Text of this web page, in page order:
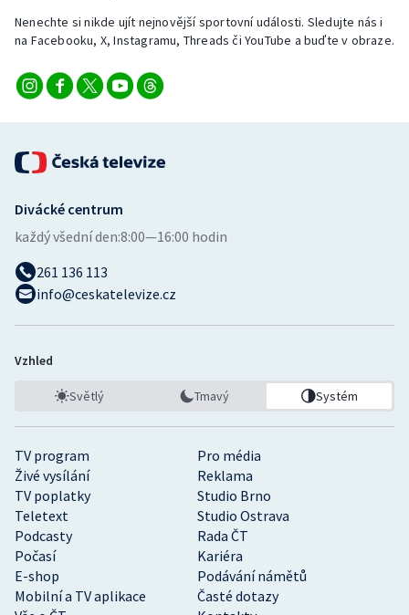
Nenechte si nikde ujít nejnovější sportovní události. Sledujte nás i
na Facebooku, X, Instagramu, Threads či YouTube a buďte v obraze.
TV program
Pro média
Živé vysílání
Reklama
TV poplatky
Studio Brno
Teletext
Studio Ostrava
Podcasty
Rada ČT
Počasí
Kariéra
E-shop
Podávání námětů
Mobilní a TV aplikace
Časté dotazy
Divácké centrum
každý všední den:8:00—16:00 hodin
261 136 113
info@ceskatelevize.cz
Vzhled
Světlý Tmavý Systém